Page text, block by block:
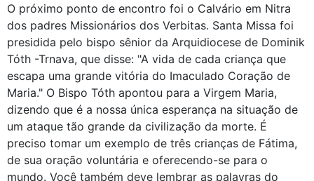
O próximo ponto de encontro foi o Calvário em Nitra
dos padres Missionários dos Verbitas. Santa Missa foi
presidida pelo bispo sênior da Arquidiocese de Dominik
Tóth -Trnava, que disse: "A vida de cada criança que
escapa uma grande vitória do Imaculado Coração de
Maria." O Bispo Tóth apontou para a Virgem Maria,
dizendo que é a nossa única esperança na situação de
um ataque tão grande da civilização da morte. É
preciso tomar um exemplo de três crianças de Fátima,
de sua oração voluntária e oferecendo-se para o
mundo. Você também deve lembrar as palavras do